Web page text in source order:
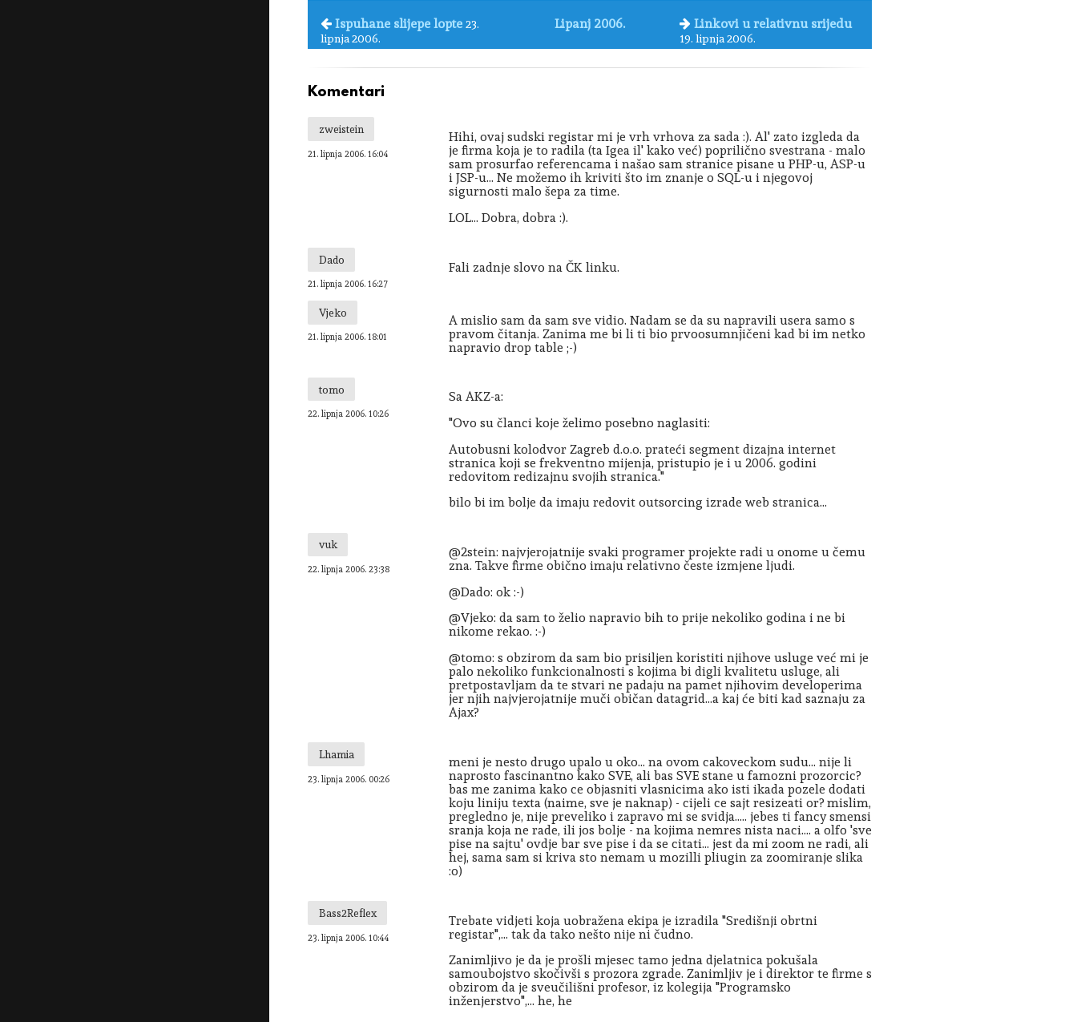
Ispuhane slijepe lopte 23.
lipnja 2006.
Lipanj 2006. Linkovi u relativnu srijedu
19. lipnja 2006.
Komentari
zweistein
21. lipnja 2006. 16:04
Hihi, ovaj sudski registar mi je vrh vrhova za sada :). Al' zato izgleda da
je firma koja je to radila (ta Igea il' kako već) poprilično svestrana - malo
sam prosurfao referencama i našao sam stranice pisane u PHP-u, ASP-u
i JSP-u... Ne možemo ih kriviti što im znanje o SQL-u i njegovoj
sigurnosti malo šepa za time.
LOL... Dobra, dobra :).
Dado
21. lipnja 2006. 16:27
Fali zadnje slovo na ČK linku.
Vjeko
21. lipnja 2006. 18:01
A mislio sam da sam sve vidio. Nadam se da su napravili usera samo s
pravom čitanja. Zanima me bi li ti bio prvoosumnjičeni kad bi im netko
napravio drop table ;-)
tomo
22. lipnja 2006. 10:26
Sa AKZ-a:
"Ovo su članci koje želimo posebno naglasiti:
Autobusni kolodvor Zagreb d.o.o. prateći segment dizajna internet
stranica koji se frekventno mijenja, pristupio je i u 2006. godini
redovitom redizajnu svojih stranica."
bilo bi im bolje da imaju redovit outsorcing izrade web stranica...
vuk
22. lipnja 2006. 23:38
@2stein: najvjerojatnije svaki programer projekte radi u onome u čemu
zna. Takve firme obično imaju relativno česte izmjene ljudi.
@Dado: ok :-)
@Vjeko: da sam to želio napravio bih to prije nekoliko godina i ne bi
nikome rekao. :-)
@tomo: s obzirom da sam bio prisiljen koristiti njihove usluge već mi je
palo nekoliko funkcionalnosti s kojima bi digli kvalitetu usluge, ali
pretpostavljam da te stvari ne padaju na pamet njihovim developerima
jer njih najvjerojatnije muči običan datagrid...a kaj će biti kad saznaju za
Ajax?
Lhamia
23. lipnja 2006. 00:26
meni je nesto drugo upalo u oko... na ovom cakoveckom sudu... nije li
naprosto fascinantno kako SVE, ali bas SVE stane u famozni prozorcic?
bas me zanima kako ce objasniti vlasnicima ako isti ikada pozele dodati
koju liniju texta (naime, sve je naknap) - cijeli ce sajt resizeati or? mislim,
pregledno je, nije preveliko i zapravo mi se svidja..... jebes ti fancy smensi
sranja koja ne rade, ili jos bolje - na kojima nemres nista naci.... a olfo 'sve
pise na sajtu' ovdje bar sve pise i da se citati... jest da mi zoom ne radi, ali
hej, sama sam si kriva sto nemam u mozilli pliugin za zoomiranje slika
:o)
Bass2Reflex
23. lipnja 2006. 10:44
Trebate vidjeti koja uobražena ekipa je izradila "Središnji obrtni
registar",... tak da tako nešto nije ni čudno.
Zanimljivo je da je prošli mjesec tamo jedna djelatnica pokušala
samoubojstvo skočivši s prozora zgrade. Zanimljiv je i direktor te firme s
obzirom da je sveučilišni profesor, iz kolegija "Programsko
inženjerstvo",... he, he